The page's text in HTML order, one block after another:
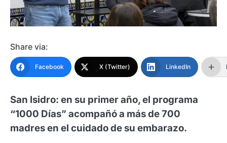
Share via:
Facebook X (Twitter) LinkedIn
San Isidro: en su primer año, el programa
“1000 Días” acompañó a más de 700
madres en el cuidado de su embarazo.